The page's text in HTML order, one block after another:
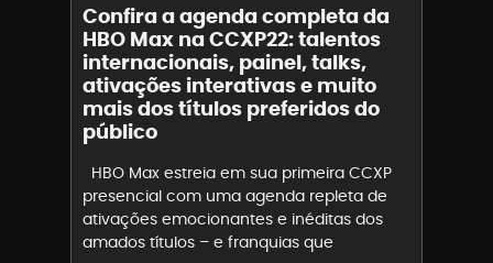
Confira a agenda completa da
HBO Max na CCXP22: talentos
internacionais, painel, talks,
ativações interativas e muito
mais dos títulos preferidos do
público
HBO Max estreia em sua primeira CCXP
presencial com uma agenda repleta de
ativações emocionantes e inéditas dos
amados títulos – e franquias que